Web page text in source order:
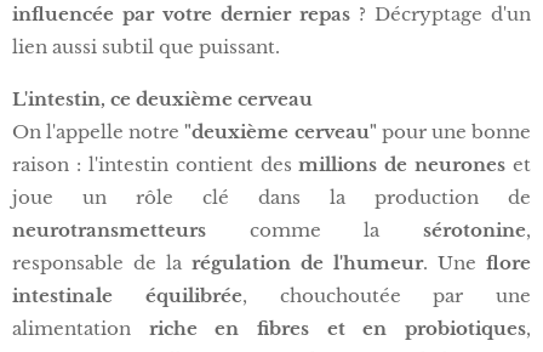
influencée par votre dernier repas ? Décryptage d'un
lien aussi subtil que puissant.
L'intestin, ce deuxième cerveau
On l'appelle notre"deuxième cerveau" pour une bonne
raison : l'intestin contient desmillions de neurones et
joue un rôle clé dans la production de
neurotransmetteurs comme la sérotonine,
responsable de la régulation de l'humeur. Une flore
intestinale équilibrée, chouchoutée par une
alimentation riche en fibres et en probiotiques,